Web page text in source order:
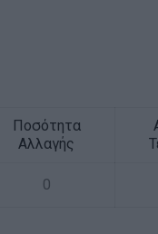
Ποσότητα
Αλλαγής
0